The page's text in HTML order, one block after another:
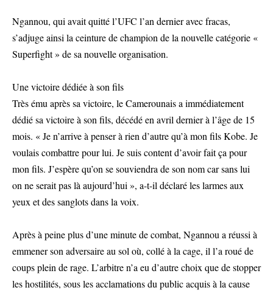
Ngannou, qui avait quitté l’UFC l’an dernier avec fracas,
s’adjuge ainsi la ceinture de champion de la nouvelle catégorie «
Superfight » de sa nouvelle organisation.
Une victoire dédiée à son fils
Très ému après sa victoire, le Camerounais a immédiatement
dédié sa victoire à son fils, décédé en avril dernier à l’âge de 15
mois. « Je n’arrive à penser à rien d’autre qu’à mon fils Kobe. Je
voulais combattre pour lui. Je suis content d’avoir fait ça pour
mon fils. J’espère qu’on se souviendra de son nom car sans lui
on ne serait pas là aujourd’hui », a-t-il déclaré les larmes aux
yeux et des sanglots dans la voix.
Après à peine plus d’une minute de combat, Ngannou a réussi à
emmener son adversaire au sol où, collé à la cage, il l’a roué de
coups plein de rage. L’arbitre n’a eu d’autre choix que de stopper
les hostilités, sous les acclamations du public acquis à la cause